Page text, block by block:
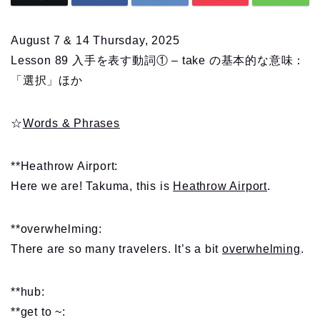
August 7 & 14 Thursday, 2025
Lesson 89 入手を表す動詞① – take の基本的な意味：
「選択」ほか
☆Words & Phrases
**Heathrow Airport:
Here we are! Takuma, this is Heathrow Airport.
**overwhelming:
There are so many travelers. It’s a bit overwhelming.
**hub:
**get to ~: